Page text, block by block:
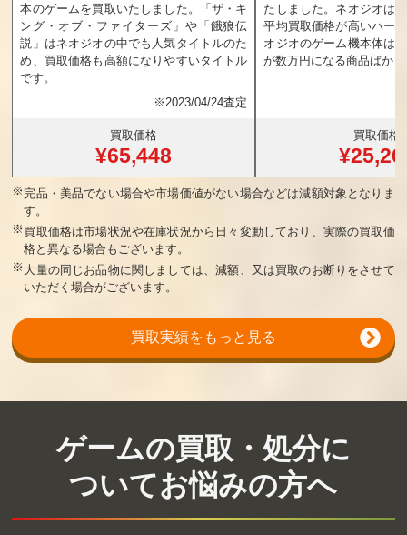
本のゲームを買取いたしました。「ザ・キ
ング・オブ・ファイターズ」や「餓狼伝
説」はネオジオの中でも人気タイトルのた
め、買取価格も高額になりやすいタイトル
です。
※2023/04/24査定
買取価格
¥65,448
たしました。ネオジオは
平均買取価格が高いハー
オジオのゲーム機本体は
が数万円になる商品ばか
買取価格
※完品・美品でない場合や市場価値がない場合などは減額対象となりま
す。
※ 買取価格は市場状況や在庫状況から日々変動しており、実際の買取価
格と異なる場合もございます。
※ 大量の同じお品物に関しましては、減額、又は買取のお断りをさせて
いただく場合がございます。
買取実績をもっと見る
ゲームの買取・処分に
ついてお悩みの方へ